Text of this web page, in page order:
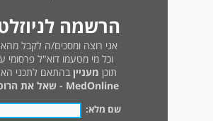
הרשמה
אני רוצה ומסכים/ה לקבל
וכל מי מטעמו דוא"ל פרסומי
תוכן מעניין בהתאם לתכני
MedOnline - שאל את הרופא
שם מלא: